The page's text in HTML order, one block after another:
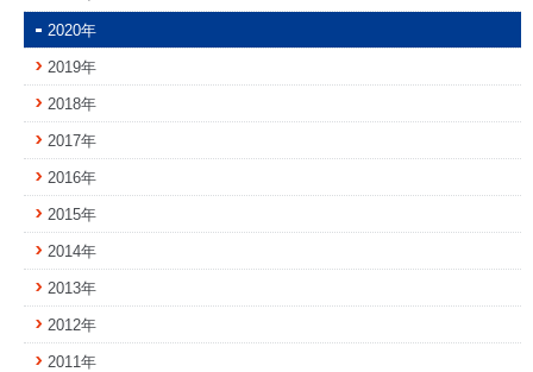
2020年
2019年
2018年
2017年
2016年
2015年
2014年
2013年
2012年
2011年